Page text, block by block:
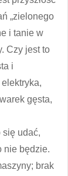
„zielonego
i tanie w
Czy jest to
i
gęsta,
udać,
nie będzie.
brak